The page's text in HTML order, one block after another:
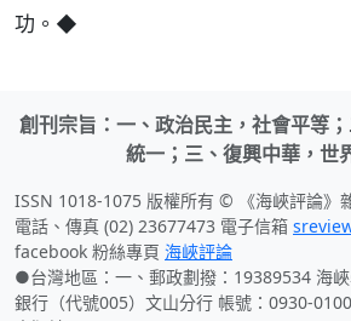
功。◆
創刊宗旨：一、政治民主，社會平等
統一；三、復興中華，世
ISSN 1018-1075 版權所有 © 《海峽評論》
電話、傳真 (02) 23677473 電子信箱
facebook 粉絲專頁 海峽評論
●台灣地區：一、郵政劃撥：19389534 海
銀行（代號005）文山分行 帳號：0930-